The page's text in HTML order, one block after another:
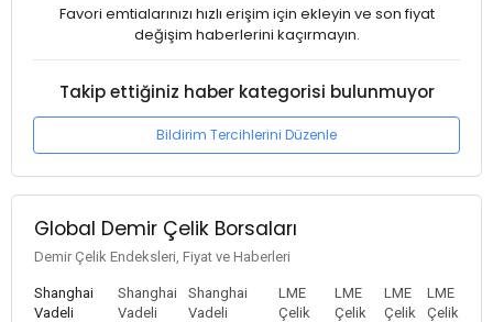
Favori emtialarınızı hızlı erişim için ekleyin ve son fiyat
değişim haberlerini kaçırmayın.
Takip ettiğiniz haber kategorisi bulunmuyor
Bildirim Tercihlerini Düzenle
Global Demir Çelik Borsaları
Demir Çelik Endeksleri, Fiyat ve Haberleri
Shanghai
Vadeli
Shanghai
Vadeli
Shanghai
Vadeli
LME
Çelik
LME
Çelik
LME
Çelik
LME
Çelik